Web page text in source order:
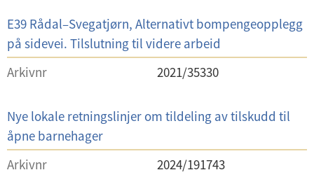
l
i
t
t
l
S
a
k
s
i
t
t
E39 Rådal–Svegatjørn, Alternativt bompengeopplegg
på sidevei. Tilslutning til videre arbeid
Arkivnr
2021/35330
S
a
k
s
Nye lokale retningslinjer om tildeling av tilskudd til
åpne barnehager
Arkivnr
2024/191743